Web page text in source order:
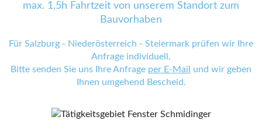
max. 1,5h Fahrtzeit von unserem Standort zum
Bauvorhaben
Für Salzburg - Niederösterreich - Steiermark prüfen wir Ihre
Anfrage individuell.
Bitte senden Sie uns Ihre Anfrage per E-Mail
und wir geben
Ihnen umgehend Bescheid.